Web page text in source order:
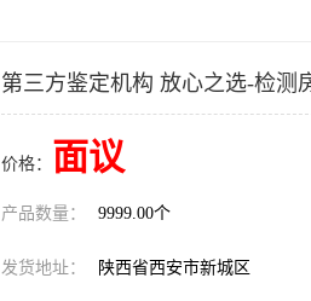
第三方鉴定机构 放心之选-检测
价格： 面议
产品数量： 9999.00个
发货地址： 陕西省西安市新城区